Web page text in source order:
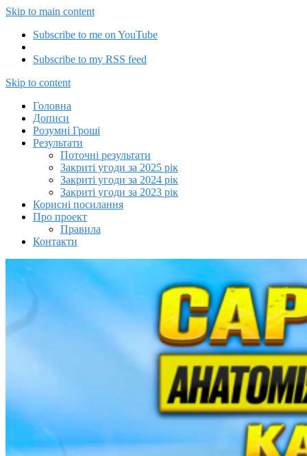
Skip to main content
Subscribe to me on YouTube
Subscribe to my RSS feed
Capitalizator UA
Skip to content
Головна
Дописи
Розумні Гроші
Результати
Поточні результати
Закриті угоди за 2025 рік
Закриті угоди за 2024 рік
Закриті угоди за 2023 рік
Корисні посилання
Про проект
Правила
Контакти